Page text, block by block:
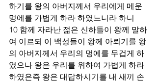
하기를 왕의 아버지께서 우리에게 메운
멍에를 가볍게 하라 하였느니라 하니
10 함께 자라난 젊은 신하들이 왕께 말하
여 이르되 이 백성들이 왕께 아뢰기를 왕
의 아버지께서 우리의 멍에를 무겁게 하
였으나 왕은 우리를 위하여 가볍게 하라
하였은즉 왕은 대답하시기를 내 새끼 손